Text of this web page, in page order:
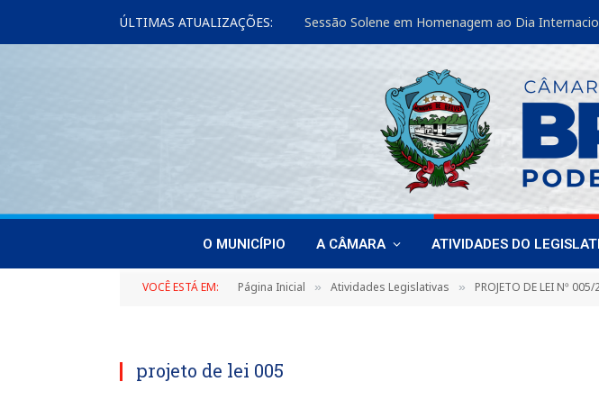
ÚLTIMAS ATUALIZAÇÕES: Sessão Solene em Homenagem ao Dia
O MUNICÍPIO A CÂMARA ATIVIDADES DO
VOCÊ ESTÁ EM: Página Inicial » Atividades Legislativas » PROJETO DE LEI Nº 005/2023, DE 15 DE MARÇO DE 2023 (Altera e acrescenta dispositivos à Lei Municipal n°. 2.384, de
projeto de lei 005